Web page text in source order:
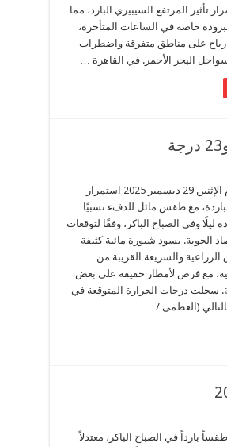
تأثير المرتفع السيبيري البارد، مما
خاصة في الساعات المتأخرة،
على مناطق متفرقة واضطراب
البحر الأحمر. في القاهرة …
شهدت مصر اليوم الإثنين 29 ديسمبر 2025 استمرار
مع طقس مائل للدفء نسبيًا
ليلًا وفي الصباح الباكر، وفقًا لتوقعات
الجوية. يسود شبورة مائية كثيفة
والسريعة القريبة من
مع فرص لأمطار خفيفة على بعض
سجلت درجات الحرارة المتوقعة في
(العظمى / …
بارداً في الصباح الباكر، معتدلاً